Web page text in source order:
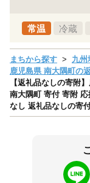
常温 冷蔵
まちから探す 九州
鹿児島県 南大隅町の
【返礼品なしの寄附
南大隅町 寄付 寄附
なし 返礼品なしの寄